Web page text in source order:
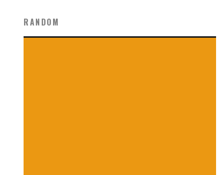
RANDOM